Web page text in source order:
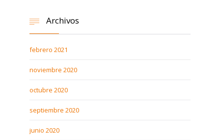
 Archivos
febrero 2021
noviembre 2020
octubre 2020
septiembre 2020
junio 2020